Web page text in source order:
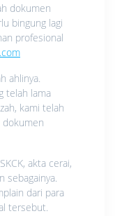
dokumen
bingung lagi
profesional
ahlinya.
telah lama
kami telah
dokumen
akta cerai,
sebagainya.
dari para
tersebut.